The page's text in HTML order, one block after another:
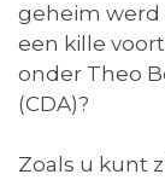
geheim werd
een kille
onder Theo
(CDA)?
Zoals u kunt